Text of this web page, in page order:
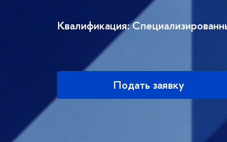
Квалификация:
Подать заявку